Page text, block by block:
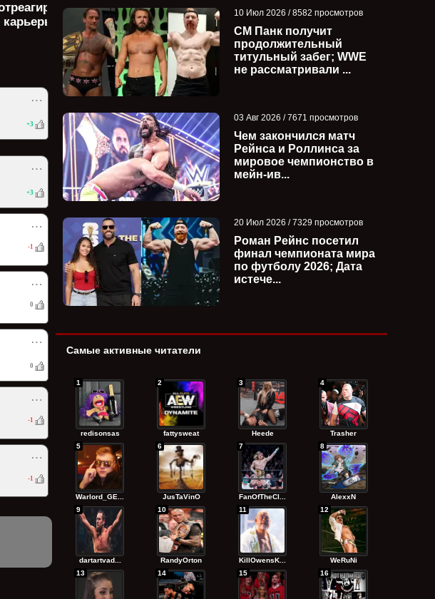
на
карьеры Брока
Чем закончился матч Demand
против Адама Пэйджа и
Бродидо за ...
Чем закончился
под...
⋯
+3
⋯
+3
⋯
-1
⋯
0
⋯
0
⋯
-1
⋯
-1
10 Июл 2026 / 8582 просмотров
СМ Панк получит
продолжительный
титульный забег; WWE
не рассматривали ...
03 Авг 2026 / 7671 просмотров
Чем закончился матч
Рейнса и Роллинса за
мировое чемпионство в
мейн-ив...
20 Июл 2026 / 7329 просмотров
Роман Рейнс посетил
финал чемпионата мира
по футболу 2026; Дата
истече...
Самые активные читатели
redisonsas
1
fattysweat
2
Heede
3
Trasher
4
Warlord_GE...
5
JusTaVinO
6
FanOfTheCl...
7
AlexxN
8
dartartvad...
9
RandyОrton
10
KillOwensK...
11
WeRuNi
12
13 14 15 16